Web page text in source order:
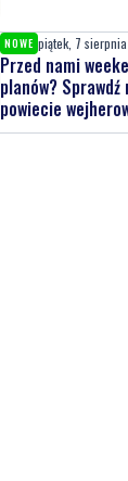
NOWE piątek, 7
Przed nami
planów?
powiecie